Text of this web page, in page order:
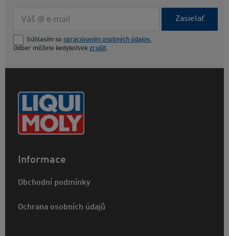
Zasielať
Súhlasím so spracúvaním osobných údajov.
Odber môžete kedykoľvek zrušiť.
Informace
Obchodní podmínky
Ochrana osobních údajů